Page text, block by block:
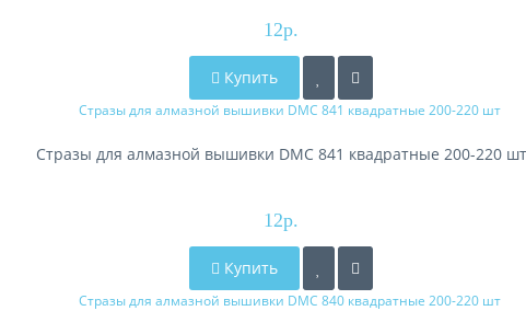
12р.
Купить
Стразы для алмазной вышивки DMC 841 квадратные 200-220 шт
12р.
Купить